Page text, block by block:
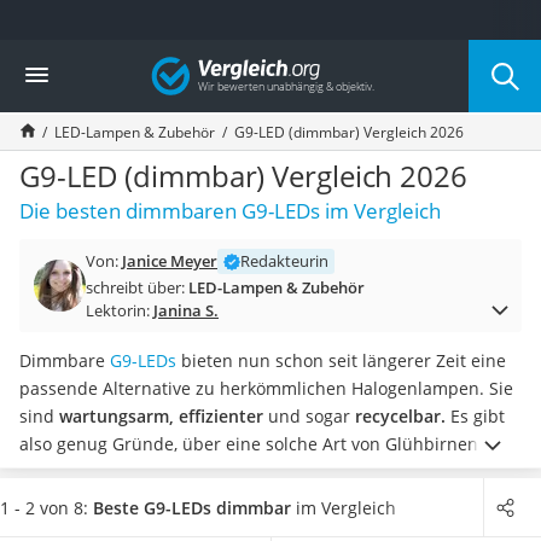
Die beliebtesten Vergleiche nach Kategorie
Wohnen
Matratzen-Topper
Matratzen
Konferenzlautsprecher
Tageslichtlampe
Badlüfter
Bürohocker
Außenleuchte mit Kamera
Akku-Tischlampe
Konferenzmikrofon
Klappmatratze
Duschkopf mit Kalkfilter
Aktenvernichter Sicherheitsstufe 4
Bettgitter
Vergleich
LED-Lampen & Zubehör G9-LED (dimmbar) Vergleich 2026
G9-LED (dimmbar) Vergleich 2026
Die besten dimmbaren G9-LEDs im Vergleich
Von: Janice Meyer
Redakteurin
schreibt über: LED-Lampen & Zubehör
Lektorin: Janina S.
Dimmbare G9-LEDs bieten nun schon seit längerer Zeit eine
passende Alternative zu herkömmlichen Halogenlampen. Sie
sind wartungsarm, effizienter und sogar recycelbar. Es gibt
also genug Gründe, über eine solche Art von Glühbirnen
nachzudenken. Wie verschiedene Online-Test im Internet
zeigen, unterscheiden sich G9-LEDs grundlegend von
1 - 2 von 8: Beste G9-LEDs dimmbar im Vergleich